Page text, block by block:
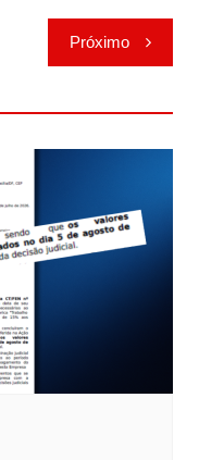
Próximo